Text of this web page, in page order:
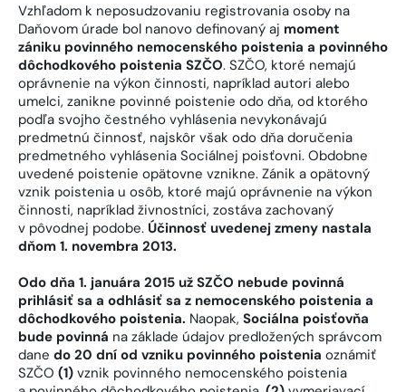
Vzhľadom k neposudzovaniu registrovania osoby na
Daňovom úrade bol nanovo definovaný aj moment
zániku povinného nemocenského poistenia a povinného
dôchodkového poistenia SZČO. SZČO, ktoré nemajú
oprávnenie na výkon činnosti, napríklad autori alebo
umelci, zanikne povinné poistenie odo dňa, od ktorého
podľa svojho čestného vyhlásenia nevykonávajú
predmetnú činnosť, najskôr však odo dňa doručenia
predmetného vyhlásenia Sociálnej poisťovni. Obdobne
uvedené poistenie opätovne vznikne. Zánik a opätovný
vznik poistenia u osôb, ktoré majú oprávnenie na výkon
činnosti, napríklad živnostníci, zostáva zachovaný
v pôvodnej podobe. Účinnosť uvedenej zmeny nastala
dňom 1. novembra 2013.
Odo dňa 1. januára 2015 už SZČO nebude povinná
prihlásiť sa a odhlásiť sa z nemocenského poistenia a
dôchodkového poistenia. Naopak, Sociálna poisťovňa
bude povinná na základe údajov predložených správcom
dane do 20 dní od vzniku povinného poistenia oznámiť
SZČO (1) vznik povinného nemocenského poistenia